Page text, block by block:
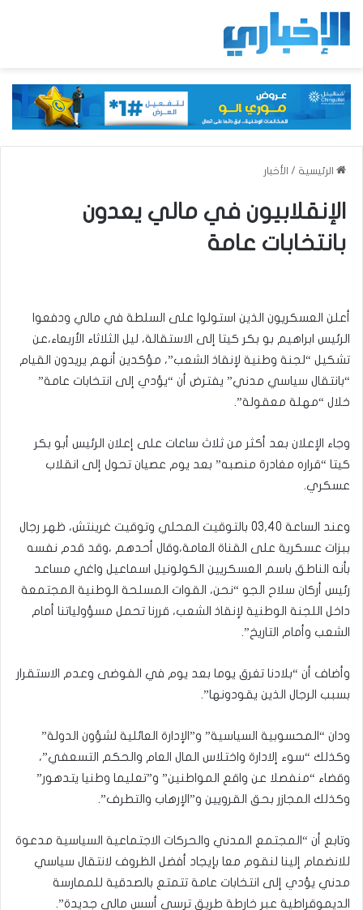
الرئيسية / الأخبار
الإنقلابيون في مالي يعدون
بانتخابات عامة
أعلن العسكريون الذين استولوا على السلطة في مالي ودفعوا
الرئيس ابراهيم بو بكر كيتا إلى الاستقالة، ليل الثلاثاء الأربعاء،عن
تشكيل “لجنة وطنية لإنقاذ الشعب”، مؤكدين أنهم يريدون القيام
“بانتقال سياسي مدني” يفترض أن “يؤدي إلى انتخابات عامة”
خلال “مهلة معقولة”.
وجاء الإعلان بعد أكثر من ثلاث ساعات على إعلان الرئيس أبو بكر
كيتا “قراره مغادرة منصبه” بعد يوم عصيان تحول إلى انقلاب
عسكري.
وعند الساعة 03,40 بالتوقيت المحلي وتوقيت غرينتش، ظهر رجال
ببزات عسكرية على القناة العامة،وقال أحدهم ،وقد قدم نفسه
بأنه الناطق باسم العسكريين الكولونيل اسماعيل واغي مساعد
رئيس أركان سلاح الجو “نحن، القوات المسلحة الوطنية المجتمعة
داخل اللجنة الوطنية لإنقاذ الشعب، قررنا تحمل مسؤولياتنا أمام
الشعب وأمام التاريخ”.
وأضاف أن “بلادنا تغرق يوما بعد يوم في الفوضى وعدم الاستقرار
بسبب الرجال الذين يقودونها”.
ودان “المحسوبية السياسية” و”الإدارة العائلية لشؤون الدولة”
وكذلك “سوء إلادارة واختلاس المال العام والحكم التسعفي”،
وقضاء “منفصلا عن واقع المواطنين” و”تعليما وطنيا يتدهور”
وكذلك المجازر بحق القرويين و”الإرهاب والتطرف”.
وتابع أن “المجتمع المدني والحركات الاجتماعية السياسية مدعوة
للانضمام إلينا لنقوم معا بإيجاد أفضل الظروف لانتقال سياسي
مدني يؤدي إلى انتخابات عامة تتمتع بالصدقية للممارسة
الديموقراطية عبر خارطة طريق ترسي أسس مالي جديدة”.